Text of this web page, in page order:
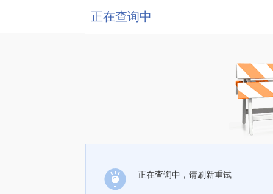
正在查询中
正在查询中，请刷新重试